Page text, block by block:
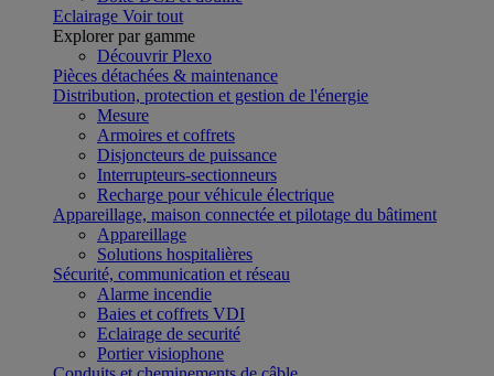
Eclairage Voir tout
Explorer par gamme
Découvrir Plexo
Pièces détachées & maintenance
Distribution, protection et gestion de l'énergie
Mesure
Armoires et coffrets
Disjoncteurs de puissance
Interrupteurs-sectionneurs
Recharge pour véhicule électrique
Appareillage, maison connectée et pilotage du bâtiment
Appareillage
Solutions hospitalières
Sécurité, communication et réseau
Alarme incendie
Baies et coffrets VDI
Eclairage de securité
Portier visiophone